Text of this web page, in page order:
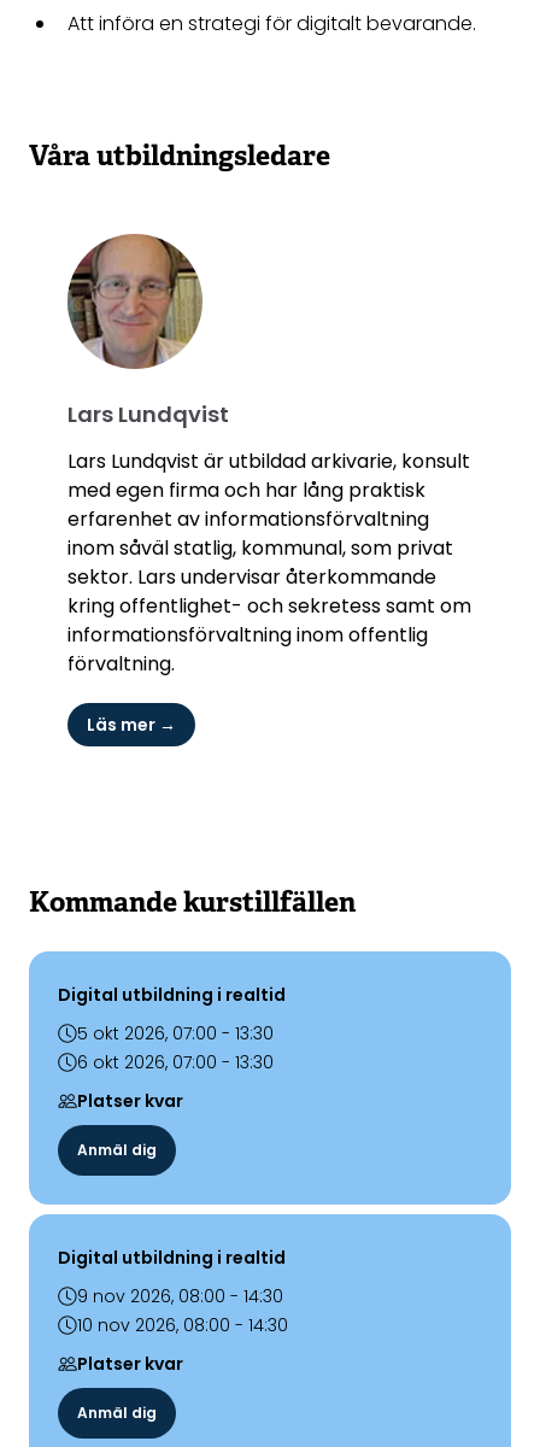
Att införa en strategi för digitalt bevarande.
Våra utbildningsledare
Lars Lundqvist
Lars Lundqvist är utbildad arkivarie, konsult
med egen firma och har lång praktisk
erfarenhet av informationsförvaltning
inom såväl statlig, kommunal, som privat
sektor. Lars undervisar återkommande
kring offentlighet- och sekretess samt om
informationsförvaltning inom offentlig
förvaltning.
Läs mer →
Kommande kurstillfällen
Digital utbildning i realtid
5 okt 2026, 07:00 - 13:30
6 okt 2026, 07:00 - 13:30
Platser kvar
Anmäl dig
Digital utbildning i realtid
9 nov 2026, 08:00 - 14:30
10 nov 2026, 08:00 - 14:30
Platser kvar
Anmäl dig